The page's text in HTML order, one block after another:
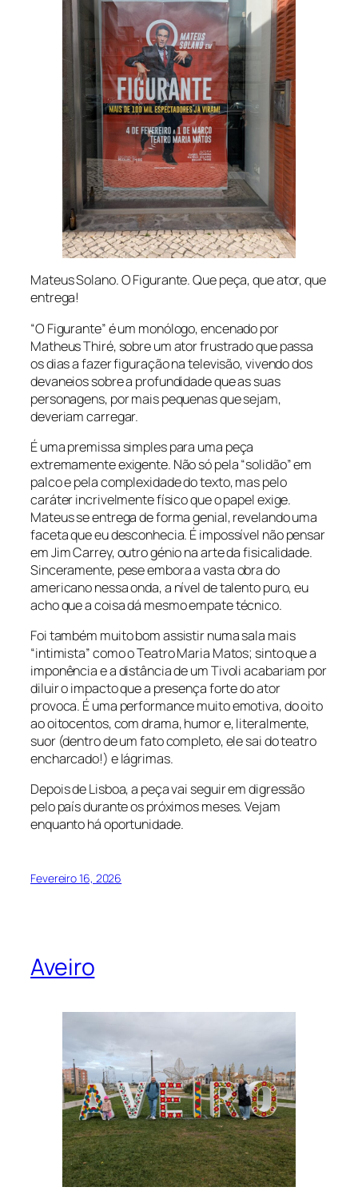
Mateus Solano. O Figurante. Que peça, que ator, que
entrega!
“O Figurante” é um monólogo, encenado por
Matheus Thiré, sobre um ator frustrado que passa
os dias a fazer figuração na televisão, vivendo dos
devaneios sobre a profundidade que as suas
personagens, por mais pequenas que sejam,
deveriam carregar.
É uma premissa simples para uma peça
extremamente exigente. Não só pela “solidão” em
palco e pela complexidade do texto, mas pelo
caráter incrivelmente físico que o papel exige.
Mateus se entrega de forma genial, revelando uma
faceta que eu desconhecia. É impossível não pensar
em Jim Carrey, outro génio na arte da fisicalidade.
Sinceramente, pese embora a vasta obra do
americano nessa onda, a nível de talento puro, eu
acho que a coisa dá mesmo empate técnico.
Foi também muito bom assistir numa sala mais
“intimista” como o Teatro Maria Matos; sinto que a
imponência e a distância de um Tivoli acabariam por
diluir o impacto que a presença forte do ator
provoca. É uma performance muito emotiva, do oito
ao oitocentos, com drama, humor e, literalmente,
suor (dentro de um fato completo, ele sai do teatro
encharcado!) e lágrimas.
Depois de Lisboa, a peça vai seguir em digressão
pelo país durante os próximos meses. Vejam
enquanto há oportunidade.
Fevereiro 16, 2026
Aveiro